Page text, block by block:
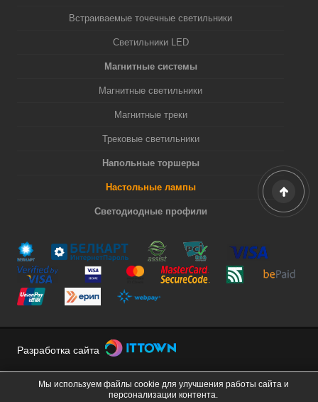
Встраиваемые точечные светильники
Светильники LED
Магнитные системы
Магнитные светильники
Магнитные треки
Трековые светильники
Напольные торшеры
Настольные лампы
Светодиодные профили
Разработка сайта
Мы используем файлы cookie для улучшения работы сайта и
персонализации контента.